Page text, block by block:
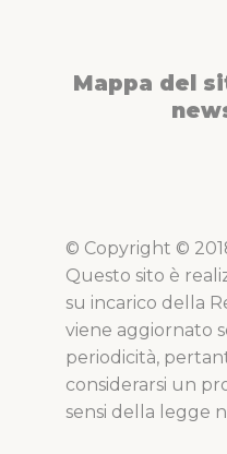
Mappa del
© Copyright ©
Questo sito è
su incarico della
viene aggiornato
periodicità,
considerarsi un
sensi della legge